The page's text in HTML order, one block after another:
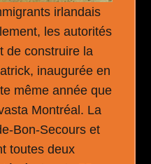
irlandais
les autorités
de construire la
inaugurée en
même année que
Montréal. La
Bon-Secours et
toutes deux